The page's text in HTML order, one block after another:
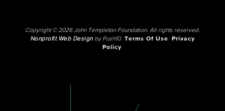
Copyright © 2026 John Templeton Foundation. All rights reserved.
Nonprofit Web Designby Push10. Terms Of Use
Privacy
Policy